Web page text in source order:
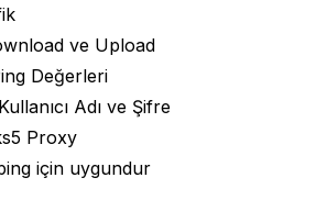
ve Upload
Değerleri
Adı ve Şifre
Proxy
için uygundur